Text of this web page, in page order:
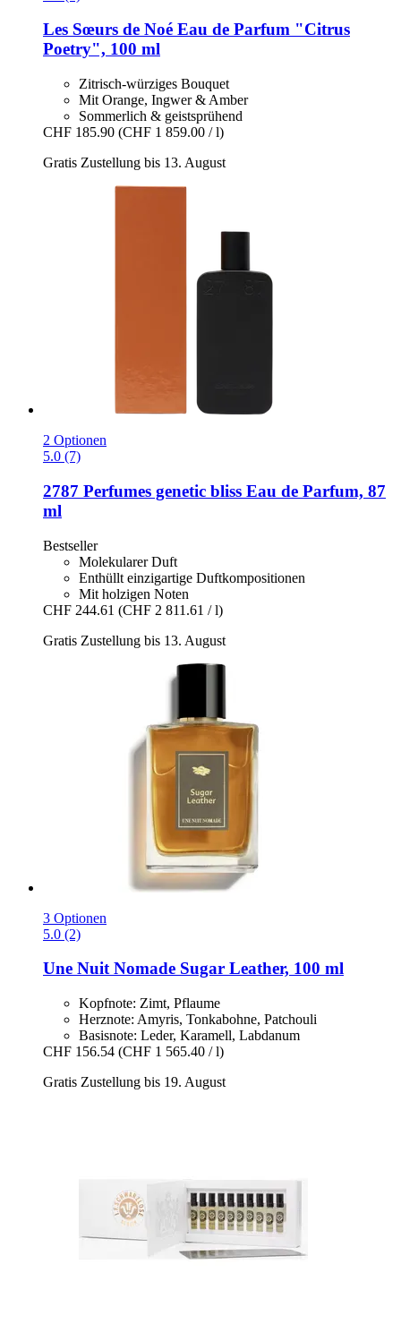
Les Sœurs de Noé Eau de Parfum "Citrus
Poetry", 100 ml
Zitrisch-würziges Bouquet
Mit Orange, Ingwer & Amber
Sommerlich & geistsprühend
CHF 185.90 (CHF 1 859.00 / l)
Gratis Zustellung bis 13. August
2 Optionen
5.0 (7)
2787 Perfumes genetic bliss Eau de Parfum, 87
ml
Bestseller
Molekularer Duft
Enthüllt einzigartige Duftkompositionen
Mit holzigen Noten
CHF 244.61 (CHF 2 811.61 / l)
Gratis Zustellung bis 13. August
3 Optionen
5.0 (2)
Une Nuit Nomade Sugar Leather, 100 ml
Kopfnote: Zimt, Pflaume
Herznote: Amyris, Tonkabohne, Patchouli
Basisnote: Leder, Karamell, Labdanum
CHF 156.54 (CHF 1 565.40 / l)
Gratis Zustellung bis 19. August